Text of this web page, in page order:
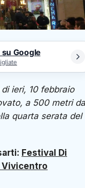
Google
ieri, 10 febbraio
a 500 metri
quarta serata del
Festival Di
Vivicentro